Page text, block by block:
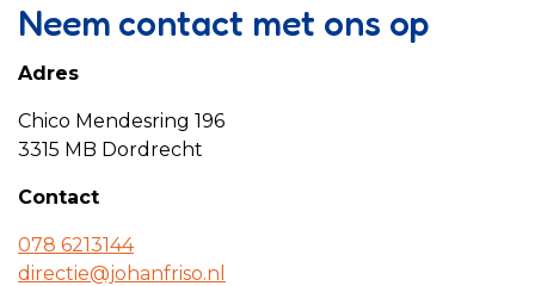
Neem contact met ons op
Adres
Chico Mendesring 196
3315 MB Dordrecht
Contact
078 6213144
directie@johanfriso.nl